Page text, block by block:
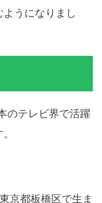
うになりまし
のテレビ界で活躍
京都板橋区で生ま